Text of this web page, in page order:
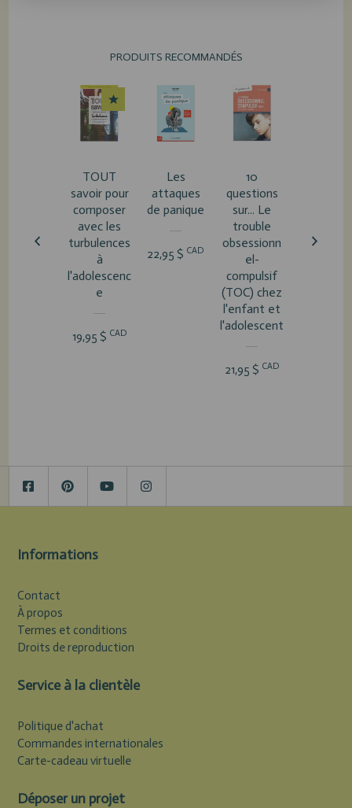
PRODUITS RECOMMANDÉS
TOUT
savoir pour
composer
avec les
turbulences
à
l'adolescenc
e
19,95 $ CAD
Les
attaques
de panique
22,95 $ CAD
10
questions
sur... Le
trouble
obsessionn
el-
compulsif
(TOC) chez
l'enfant et
l'adolescent
21,95 $ CAD
Informations
Contact
À propos
Termes et conditions
Droits de reproduction
Service à la clientèle
Politique d'achat
Commandes internationales
Carte-cadeau virtuelle
Déposer un projet